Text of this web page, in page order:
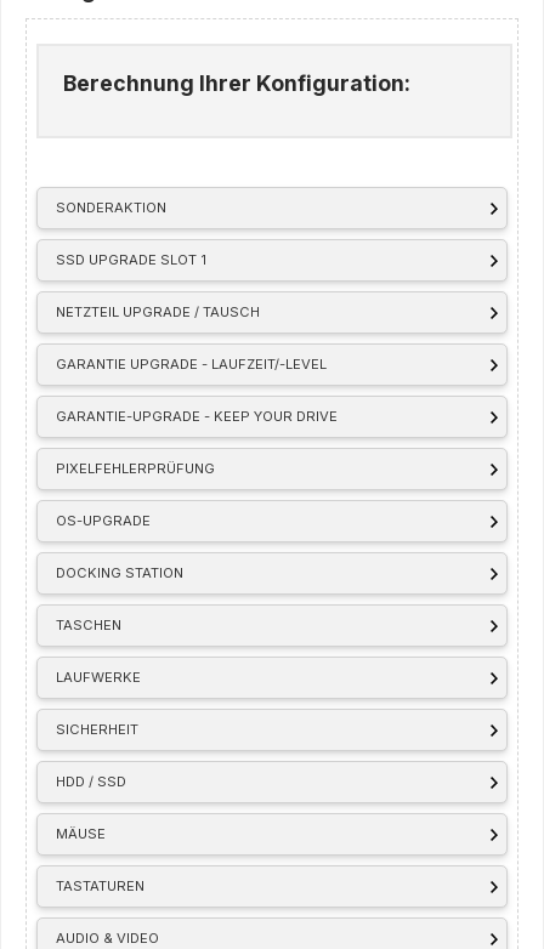
SONDERAKTION
SSD UPGRADE SLOT 1
NETZTEIL UPGRADE / TAUSCH
GARANTIE UPGRADE - LAUFZEIT/-LEVEL
GARANTIE-UPGRADE - KEEP YOUR DRIVE
PIXELFEHLERPRÜFUNG
OS-UPGRADE
DOCKING STATION
TASCHEN
LAUFWERKE
SICHERHEIT
HDD / SSD
MÄUSE
TASTATUREN
AUDIO & VIDEO
Berechnung Ihrer Konfiguration: